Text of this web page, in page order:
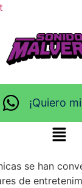
¡Quiero
se han
de